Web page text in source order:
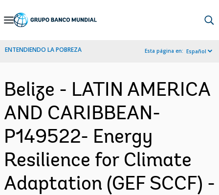
Skip
Navigation
ENTENDIENDO LA POBREZA Esta página en: Español
Belize - LATIN AMERICA
AND CARIBBEAN-
P149522- Energy
Resilience for Climate
Adaptation (GEF SCCF) -